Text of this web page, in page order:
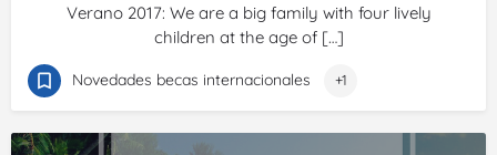
Verano 2017: We are a big family with four lively
children at the age of […]
Novedades becas internacionales +1